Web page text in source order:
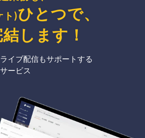
ト)ひとつで、
します ！
イブ配信もサポートする
ービス